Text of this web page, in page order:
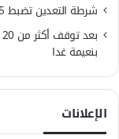
شرطة التعدين تضبط 5 كيلوغرامات من الذهب المهرب بنهر النيل
بنعيمة غدا
الإعلانات